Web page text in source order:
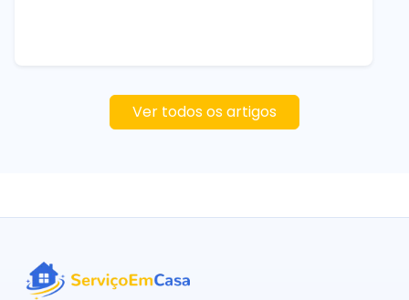
Ver todos os artigos